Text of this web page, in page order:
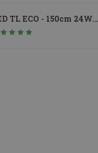
TL ECO - 150cm 24W...